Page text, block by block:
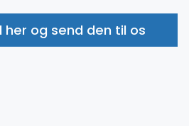
her og send den til os